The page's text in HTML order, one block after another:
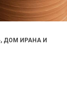
ДОМ ИРАНА И